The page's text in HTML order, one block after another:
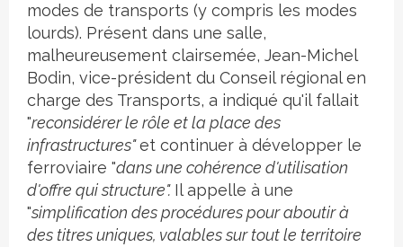
modes de transports (y compris les modes
lourds). Présent dans une salle,
malheureusement clairsemée, Jean-Michel
Bodin, vice-président du Conseil régional en
charge des Transports, a indiqué qu'il fallait
"reconsidérer le rôle et la place des
infrastructures"et continuer à développer le
ferroviaire "dans une cohérence d'utilisation
d'offre qui structure". Il appelle à une
"simplification des procédures pour aboutir à
des titres uniques, valables sur tout le territoire